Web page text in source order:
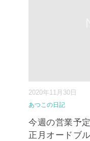
2020年11月30日
あつこの日記
今週の営業予定
正月オードブ